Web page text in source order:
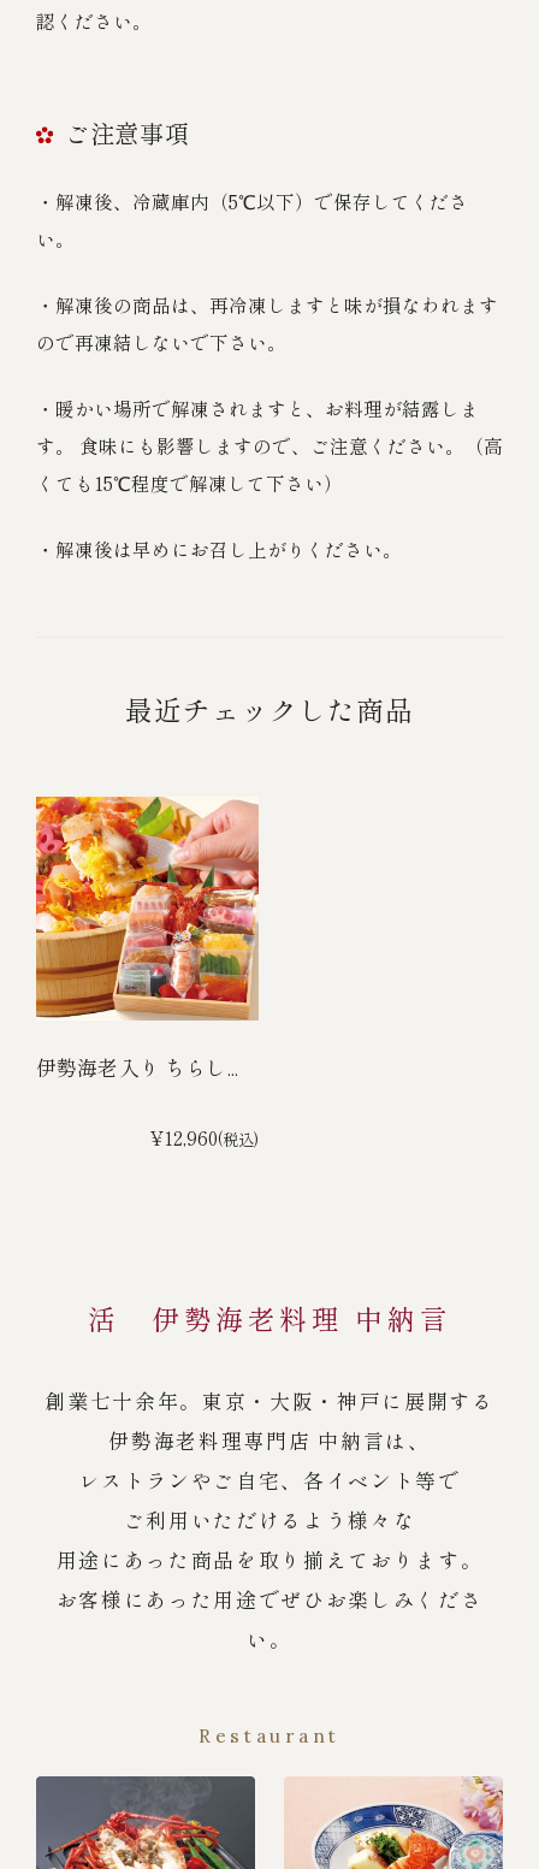
認ください。
ご注意事項
・解凍後、冷蔵庫内（5℃以下）で保存してくださ
い。
・解凍後の商品は、再冷凍しますと味が損なわれます
ので再凍結しないで下さい。
・暖かい場所で解凍されますと、お料理が結露しま
す。 食味にも影響しますので、ご注意ください。（高
くても15℃程度で解凍して下さい）
・解凍後は早めにお召し上がりください。
最近チェックした商品
伊勢海老入り ちらし...
¥12,960(税込)
活 伊勢海老料理 中納言
創業七十余年。東京・大阪・神戸に展開する
伊勢海老料理専門店 中納言は、
レストランやご自宅、各イベント等で
ご利用いただけるよう様々な
用途にあった商品を取り揃えております。
お客様にあった用途でぜひお楽しみくださ
い。
Restaurant